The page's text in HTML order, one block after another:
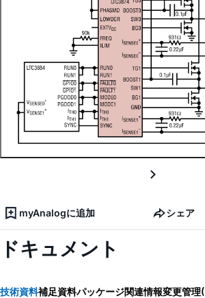
myAnalogに追加 シェア
ドキュメント
技術資料補足資料パッケージ関連情報変更管理